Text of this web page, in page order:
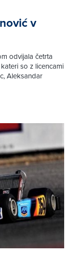
v
odvijala četrta
so z licencami
Aleksandar